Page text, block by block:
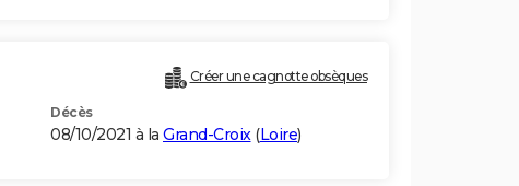
Créer une cagnotte obsèques
Décès
08/10/2021 à la Grand-Croix(Loire)